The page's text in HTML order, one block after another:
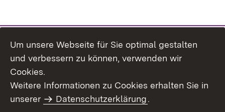
Um unsere Webseite für Sie optimal gestalten
und verbessern zu können, verwenden wir
Cookies.
Weitere Informationen zu Cookies erhalten Sie in
unserer
Datenschutzerklärung.